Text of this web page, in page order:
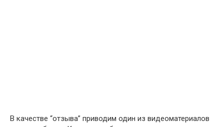
В качестве “отзыва” приводим один из видеоматериалов